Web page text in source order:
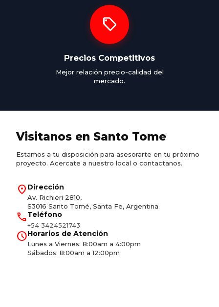
sell
Precios Competitivos
Mejor relación precio-calidad del
mercado.
Visitanos en Santo Tome
Estamos a tu disposición para asesorarte en tu próximo
proyecto. Acercate a nuestro local o contactanos.
location_on Dirección
Av. Richieri 2810,
S3016 Santo Tomé, Santa Fe, Argentina
callTeléfono
+54 3424521743
scheduleHorarios de Atención
Lunes a Viernes: 8:00am a 4:00pm
Sábados: 8:00am a 12:00pm